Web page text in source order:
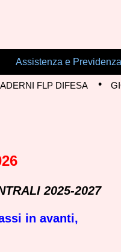
Assistenza e Previdenza
FLP DIFESA
2025-2027
in avanti,